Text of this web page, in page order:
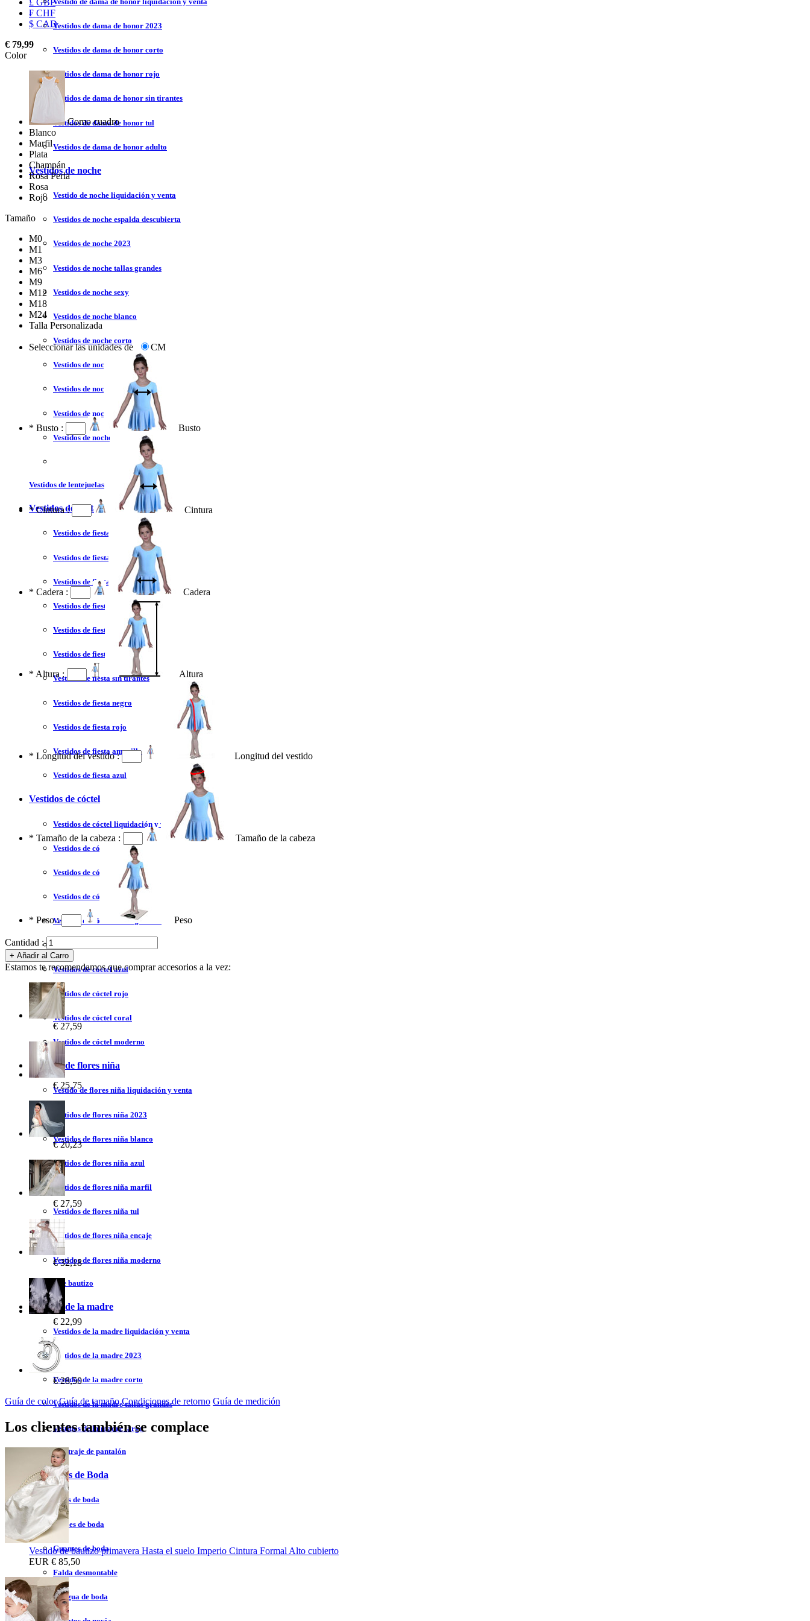
Vestidos de dama de honor 2023
Vestidos de dama de honor corto
Vestidos de dama de honor rojo
Vestidos de dama de honor sin tirantes
Vestidos de dama de honor tul
Vestidos de dama de honor adulto
Vestidos de noche
Vestido de noche liquidación y venta
Vestidos de noche espalda descubierta
Vestidos de noche 2023
Vestidos de noche tallas grandes
Vestidos de noche sexy
Vestidos de noche blanco
Vestidos de noche corto
Vestidos de noche rojo
Vestidos de noche largo
Vestidos de noche moderno
Vestidos de noche sin tirantes
Vestidos de lentejuelas
Vestidos de fiesta
Vestidos de fiesta liquidación y venta
Vestidos de fiesta 2023
Vestidos de fiesta sexy
Vestidos de fiesta largo
Vestidos de fiesta corto
Vestidos de fiesta corte princesa
Vestidos de fiesta sin tirantes
Vestidos de fiesta negro
Vestidos de fiesta rojo
Vestidos de fiesta amarillo
Vestidos de fiesta azul
Vestidos de cóctel
Vestidos de cóctel liquidación y venta
Vestidos de cóctel 2023
Vestidos de cóctel largo
Vestidos de cóctel corto
Vestidos de cóctel tallas grandes
Vestidos de cóctel azul
Vestidos de cóctel rojo
Vestidos de cóctel coral
Vestidos de cóctel moderno
Vestidos de flores niña
Vestido de flores niña liquidación y venta
Vestidos de flores niña 2023
Vestidos de flores niña blanco
Vestidos de flores niña azul
Vestidos de flores niña marfil
Vestidos de flores niña tul
Vestidos de flores niña encaje
Vestidos de flores niña moderno
Vestidos de bautizo
Vestidos de la madre
Vestidos de la madre liquidación y venta
Vestidos de la madre 2023
Vestidos de la madre corto
Vestidos de la madre tallas grandes
Vestidos de la madre largo
Vestidos de traje de pantalón
Accesorios de Boda
Velos de boda
Chales de boda
Guantes de boda
Falda desmontable
Enagua de boda
£ GBP
₣ CHF
$ CAD
€ 79,99
Color
Como cuadro
Blanco
Marfil
Plata
Champán
Rosa Perla
Rosa
Rojo
Tamaño
M0
M1
M3
M6
M9
M12
M18
M24
Talla Personalizada
Seleccionar las unidades de CM
* Busto : Busto
* Cintura : Cintura
* Cadera : Cadera
* Altura : Altura
* Longitud del vestido : Longitud del vestido
* Tamaño de la cabeza : Tamaño de la cabeza
* Peso : Peso
Cantidad :
Estamos te recomendamos que comprar accesorios a la vez:
€ 27,59
€ 25,75
€ 20,23
€ 27,59
€ 32,18
€ 22,99
€ 28,50
Guía de color Guía de tamaño Condiciones de retorno Guía de medición
Los clientes también se complace
Vestido de bautizo primavera Hasta el suelo Imperio Cintura Formal Alto cubierto
EUR € 85,50